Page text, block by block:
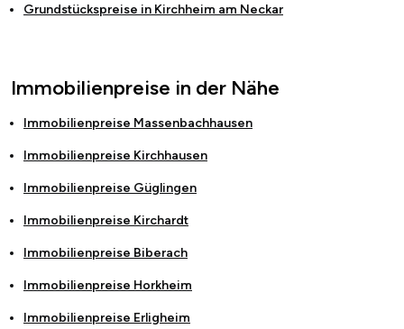
Grundstückspreise in Kirchheim am Neckar
Immobilienpreise in der Nähe
Immobilienpreise Massenbachhausen
Immobilienpreise Kirchhausen
Immobilienpreise Güglingen
Immobilienpreise Kirchardt
Immobilienpreise Biberach
Immobilienpreise Horkheim
Immobilienpreise Erligheim